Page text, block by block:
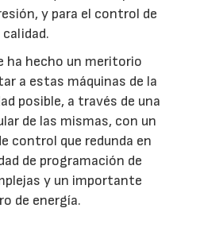
y para el control de
calidad.
ha hecho un meritorio
a estas máquinas de la
posible, a través de una
de las mismas, con un
control que redunda en
de programación de
y un importante
de energía.